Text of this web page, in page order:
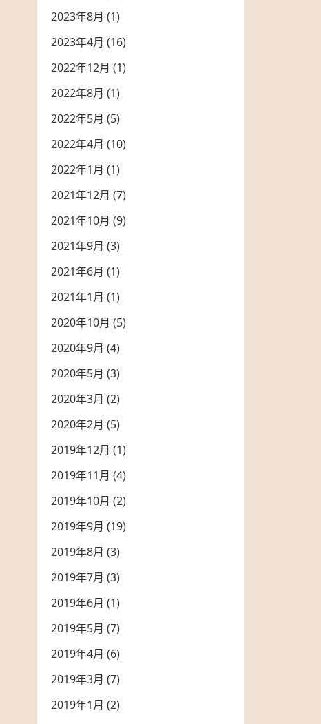
2023年8月 (1)
2023年4月 (16)
2022年12月 (1)
2022年8月 (1)
2022年5月 (5)
2022年4月 (10)
2022年1月 (1)
2021年12月 (7)
2021年10月 (9)
2021年9月 (3)
2021年6月 (1)
2021年1月 (1)
2020年10月 (5)
2020年9月 (4)
2020年5月 (3)
2020年3月 (2)
2020年2月 (5)
2019年12月 (1)
2019年11月 (4)
2019年10月 (2)
2019年9月 (19)
2019年8月 (3)
2019年7月 (3)
2019年6月 (1)
2019年5月 (7)
2019年4月 (6)
2019年3月 (7)
2019年1月 (2)